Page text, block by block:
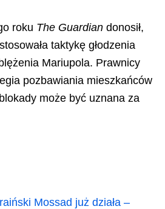
roku The Guardian donosił,
taktykę głodzenia
Mariupola. Prawnicy
pozbawiania mieszkańców
może być uznana za
Mossad już działa –